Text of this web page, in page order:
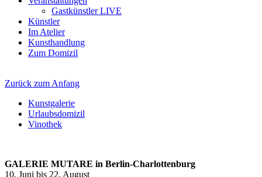
Gastkünstler LIVE
Künstler
Im Atelier
Kunsthandlung
Zum Domizil
Zurück zum Anfang
Kunstgalerie
Urlaubsdomizil
Vinothek
GALERIE MUTARE in Berlin-Charlottenburg
10. Juni bis 22. August